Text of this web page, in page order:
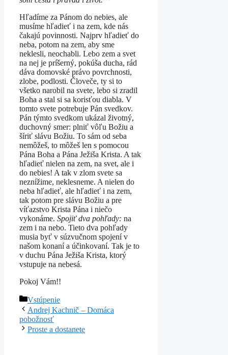
Hľadíme za Pánom do nebies, ale
musíme hľadieť i na zem, kde nás
čakajú povinnosti. Najprv hľadieť do
neba, potom na zem, aby sme
neklesli, neochabli. Lebo zem a svet
na nej je príšerný, pokúša ducha, rád
dáva domovské právo povrchnosti,
zlobe, podlosti. Človeče, ty si to
všetko narobil na svete, lebo si zradil
Boha a stal si sa korisťou diabla. V
tomto svete potrebuje Pán svedkov.
Pán týmto svedkom ukázal životný,
duchovný smer: plniť vôľu Božiu a
šíriť slávu Božiu. To sám od seba
nemôžeš, to môžeš len s pomocou
Pána Boha a Pána Ježiša Krista. A tak
hľadieť nielen na zem, na svet, ale i
do nebies! A tak v zlom svete sa
neznížime, neklesneme. A nielen do
neba hľadieť, ale hľadieť i na zem,
tak potom pre slávu Božiu a pre
víťazstvo Krista Pána i niečo
vykonáme. Spojiť dva pohľady: na
zem i na nebo. Tieto dva pohľady
musia byť v súzvučnom spojení v
našom konaní a účinkovaní. Tak je to
v duchu Pána Ježiša Krista, ktorý
vstupuje na nebesá.
Pokoj Vám!!
Kategórie
Vstúpenie
Andrej Kachnič – Domáca
pobožnosť
Proste a dostanete